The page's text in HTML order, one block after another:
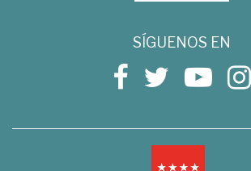
SÍGUENOS EN